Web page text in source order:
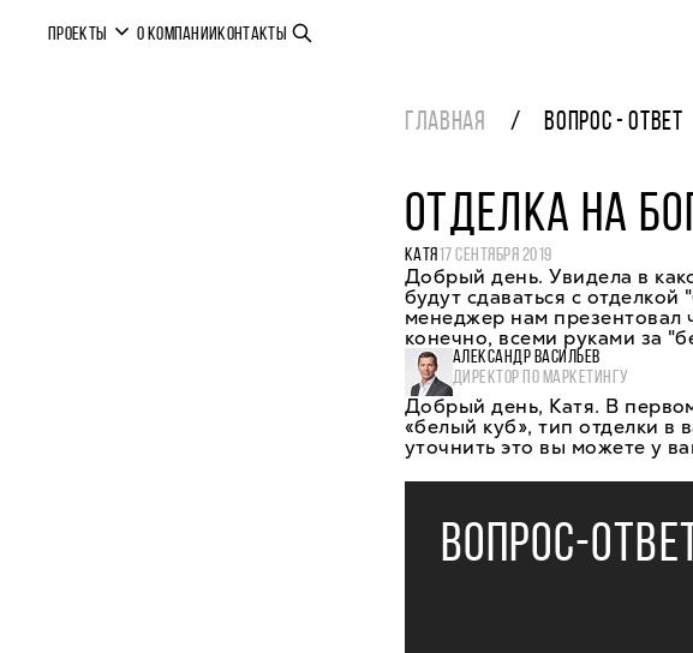
ПРОЕКТЫ О КОМПАНИИКОНТАКТЫ
ГЛАВНАЯ ВОПРОС - ОТВЕТ
ОТДЕЛКА НА
КАТЯ17 СЕНТЯБРЯ 2019
Добрый день. Увидела в
будут сдаваться с
менеджер нам презентовал
конечно, всеми руками за
АЛЕКСАНДР ВАСИЛЬЕВ
ДИРЕКТОР ПО МАРКЕТИНГУ
Добрый день, Катя. В
«белый куб», тип отделки в
уточнить это вы можете у
ВОПРОС-ОТВЕТ